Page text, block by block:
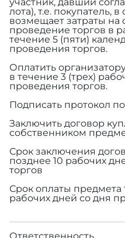
лота), т.е. покупатель,
возмещает затраты на
проведение торгов в
течение 5 (пяти)
проведения торгов.
Оплатить
в течение 3 (трех)
проведения торгов.
Подписать протокол
Заключить договор
собственником
Срок заключения
позднее 10 рабочих
торгов
Срок оплаты предмета
рабочих дней со дня
Ответственность